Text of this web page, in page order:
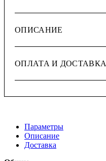
ОПИСАНИЕ
ОПЛАТА И ДОСТАВКА
Параметры
Описание
Доставка